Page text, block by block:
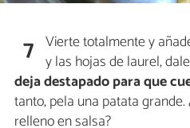
7 Vierte totalmente y
y las hojas de laurel,
deja destapado para que
tanto, pela una patata
relleno en salsa?